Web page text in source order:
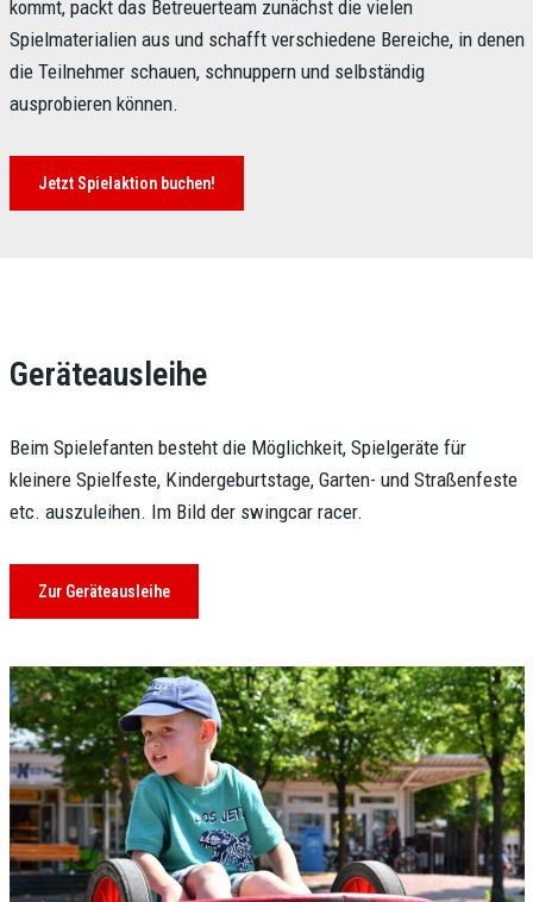
kommt, packt das Betreuerteam zunächst die vielen
Spielmaterialien aus und schafft verschiedene Bereiche, in denen
die Teilnehmer schauen, schnuppern und selbständig
ausprobieren können.
Jetzt Spielaktion buchen!
Geräteausleihe
Beim Spielefanten besteht die Möglichkeit, Spielgeräte für
kleinere Spielfeste, Kindergeburtstage, Garten- und Straßenfeste
etc. auszuleihen. Im Bild der swingcar racer.
Zur Geräteausleihe